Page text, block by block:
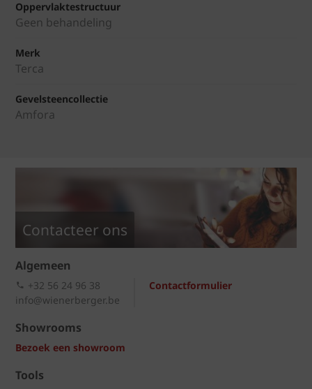
Oppervlaktestructuur
Geen behandeling
Merk
Terca
Gevelsteencollectie
Amfora
Contacteer ons
Algemeen
Contactformulier
+32 56 24 96 38
info@wienerberger.be
Showrooms
Bezoek een showroom
Tools